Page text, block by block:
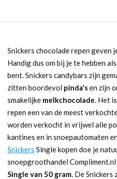
Snickers chocolade repen geven
Handig dus om bij je te hebben
bent. Snickers candybars zijn
zitten boordevol pinda'sen zijn
smakelijke melkchocolade. Het
repen een van de meest
worden verkocht in vrijwel alle
kantines en in snoepautomaten
Snickers Single kopen doe je
snoepgroothandel
Single van 50 gram. De Snickers